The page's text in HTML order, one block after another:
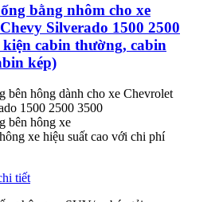
bằng nhôm cho xe
Silverado 1500 2500
cabin thường, cabin
kép)
bên hông dành cho xe Chevrolet
1500 2500 3500
bên hông xe
xe hiệu suất cao với chi phí
tiết